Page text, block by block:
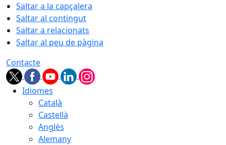
Saltar a la capçalera
Saltar al contingut
Saltar a relacionats
Saltar al peu de pàgina
Contacte
Idiomes
Català
Castellà
Anglès
Alemany